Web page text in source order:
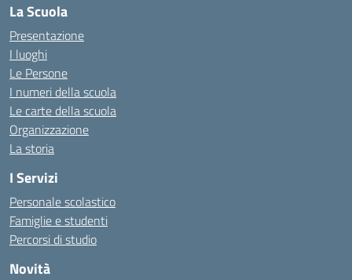
La Scuola
Presentazione
I luoghi
Le Persone
I numeri della scuola
Le carte della scuola
Organizzazione
La storia
I Servizi
Personale scolastico
Famiglie e studenti
Percorsi di studio
Novità